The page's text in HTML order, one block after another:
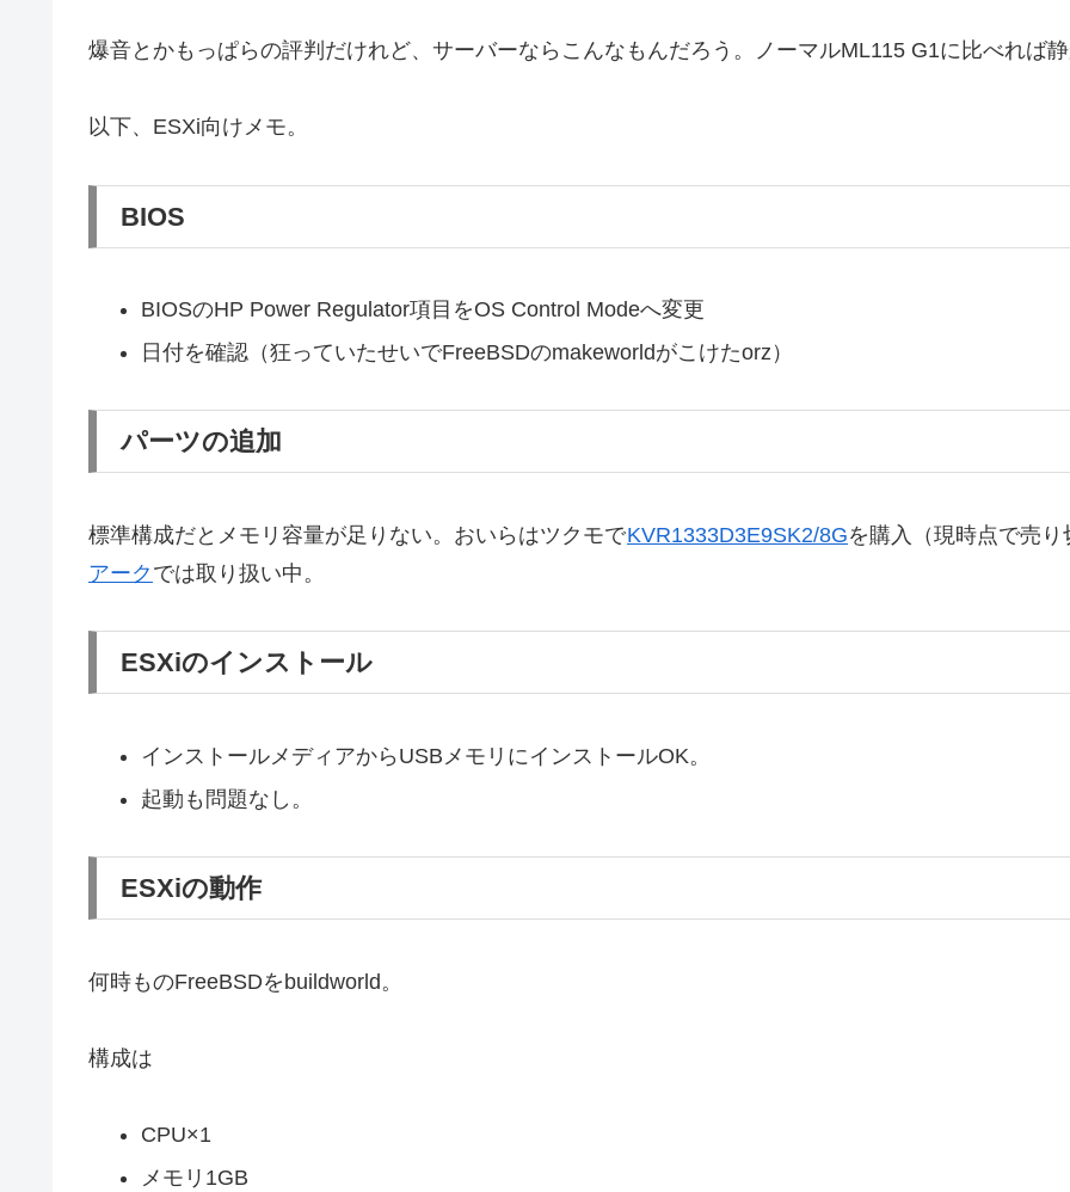
爆音とかもっぱらの評判だけれど、サーバーならこんなもんだろう。ノーマルML115 G1に比べれば
以下、ESXi向けメモ。
BIOS
BIOSのHP Power Regulator項目をOS Control Modeへ変更
日付を確認（狂っていたせいでFreeBSDのmakeworldがこけたorz）
パーツの追加
標準構成だとメモリ容量が足りない。おいらはツクモでKVR1333D3E9SK2/8Gを購入（現時点で売
アーク では取り扱い中。
ESXiのインストール
インストールメディアからUSBメモリにインストールOK。
起動も問題なし。
ESXiの動作
何時ものFreeBSDをbuildworld。
構成は
CPU×1
メモリ1GB